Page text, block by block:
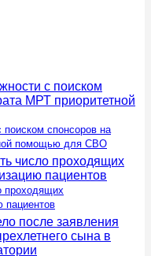
поиском спонсоров на
помощью для СВО
проходящих
пациентов